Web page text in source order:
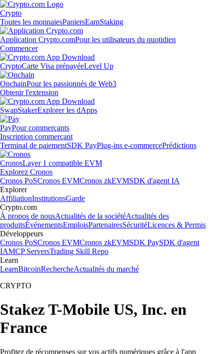
Crypto
Toutes les monnaiesPaniersEarnStaking
Application Crypto.comPour les utilisateurs du quotidien
Commencer
CryptoCarte Visa prépayéeLevel Up
OnchainPour les passionnés de Web3
Obtenir l'extension
SwapStakerExplorer les dApps
PayPour commerçants
Inscription commerçant
Terminal de paiementSDK PayPlug-ins e-commercePrédictions
CronosLayer 1 compatible EVM
Explorez Cronos
Cronos PoSCronos EVMCronos zkEVMSDK d'agent IA
Explorer
AffiliationInstitutionsGarde
Crypto.com
À propos de nousActualités de la sociétéActualités des
produitsÉvénementsEmploisPartenairesSécuritéLicences & Permis
Développeurs
Cronos PoSCronos EVMCronos zkEVMSDK PaySDK d'agent
IAMCP ServersTrading Skill Repo
Learn
LearnBitcoinRechercheActualités du marché
CRYPTO
Stakez T-Mobile US, Inc. en
France
Profitez de récompenses sur vos actifs numériques grâce à l'app